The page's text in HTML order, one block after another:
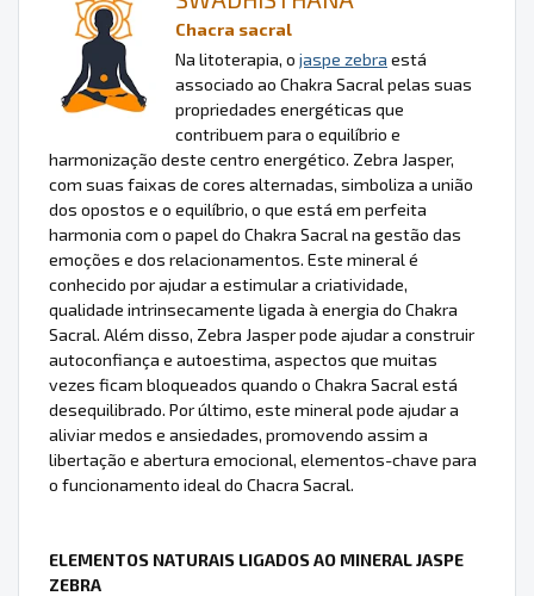
Chacra sacral
Na litoterapia, o jaspe zebra está
associado ao Chakra Sacral pelas suas
propriedades energéticas que
contribuem para o equilíbrio e
harmonização deste centro energético. Zebra Jasper,
com suas faixas de cores alternadas, simboliza a união
dos opostos e o equilíbrio, o que está em perfeita
harmonia com o papel do Chakra Sacral na gestão das
emoções e dos relacionamentos. Este mineral é
conhecido por ajudar a estimular a criatividade,
qualidade intrinsecamente ligada à energia do Chakra
Sacral. Além disso, Zebra Jasper pode ajudar a construir
autoconfiança e autoestima, aspectos que muitas
vezes ficam bloqueados quando o Chakra Sacral está
desequilibrado. Por último, este mineral pode ajudar a
aliviar medos e ansiedades, promovendo assim a
libertação e abertura emocional, elementos-chave para
o funcionamento ideal do Chacra Sacral.
ELEMENTOS NATURAIS LIGADOS AO MINERAL JASPE
ZEBRA